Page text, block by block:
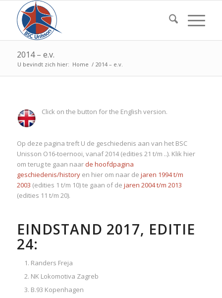
2014 – e.v.
U bevindt zich hier: Home / 2014 – e.v.
Click on the button for the English version.
Op deze pagina treft U de geschiedenis aan van het BSC
Unisson O16-toernooi, vanaf 2014 (edities 21 t/m ..). Klik hier
om terug te gaan naar de hoofdpagina
geschiedenis/historyen hier om naar de jaren 1994 t/m
2003 (edities 1 t/m 10) te gaan of de jaren 2004 t/m 2013
(edities 11 t/m 20).
EINDSTAND 2017, EDITIE
24:
Randers Freja
NK Lokomotiva Zagreb
B.93 Kopenhagen